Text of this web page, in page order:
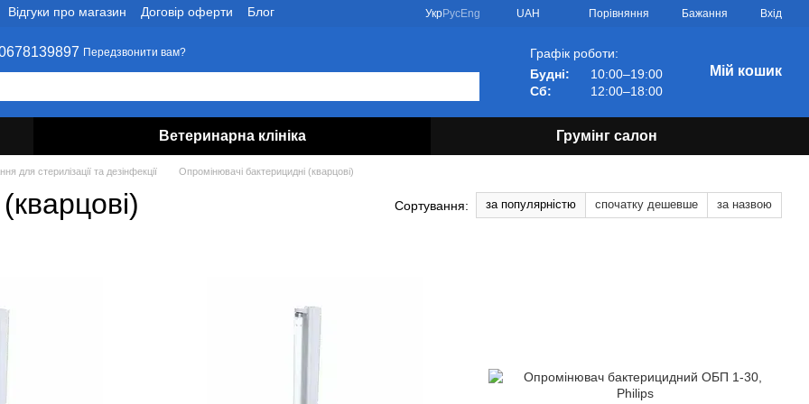
Відгуки про магазин Договір оферти
Блог
УкрРусEng UAH Порівняння Бажання Вхід
Передзвонити вам?
Графік роботи:
Будні:
10:00–19:00
Сб:
12:00–18:00
Мій кошик
Ветеринарна клініка Грумінг салон
для стерилізації та дезінфекції Опромінювачі бактерицидні (кварцові)
Сортування: за популярністю спочатку дешевше за назвою